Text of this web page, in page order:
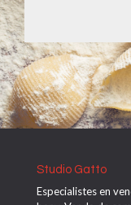
Studio Gatto
Especialistes en